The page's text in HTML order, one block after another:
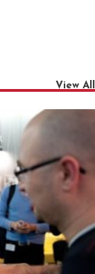
View All